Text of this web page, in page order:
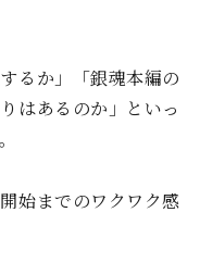
るか」「銀魂本編の
はあるのか」といっ
始までのワクワク感